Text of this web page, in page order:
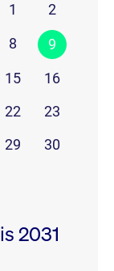
1
2
8 9
15
16
22
23
29
30
2031